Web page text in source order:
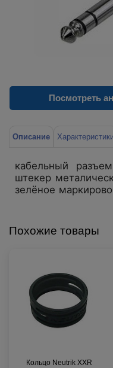
Посмотреть
Описание
кабельный
штекер
зелёное
Похожие товары
Кольцо Neutrik XXR